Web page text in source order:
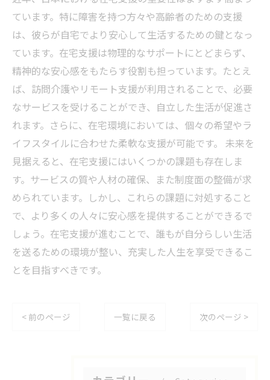
ています。特に障害を持つ方々や高齢者のための支援
は、彼らが自宅でより安心して生活するための鍵となっ
ています。在宅支援は物理的なサポートにとどまらず、
精神的な安心感をもたらす役割も担っています。たとえ
ば、訪問介護やリモート支援が利用されることで、必要
なサービスを受けることができ、自立した生活が促進さ
れます。さらに、在宅環境においては、個々の希望やラ
イフスタイルに合わせた柔軟な支援が可能です。 未来を
見据えると、在宅支援にはいくつかの課題も存在しま
す。サービスの質や人材の確保、また制度面の整備が求
められています。しかし、これらの課題に対処すること
で、より多くの人々に安心感を提供することができるで
しょう。在宅支援が進むことで、誰もが自分らしい生活
を送るための環境が整い、充実した人生を享受できるこ
とを目指すべきです。
< 前のページ 一覧に戻る 次のページ >